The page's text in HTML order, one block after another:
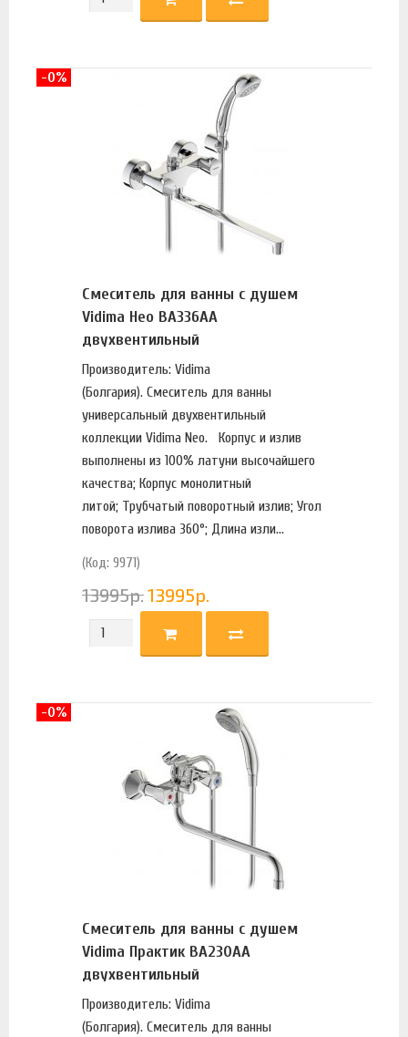
Смеситель для ванны с душем
Vidima Нео BA336AA
двухвентильный
Производитель: Vidima
(Болгария). Смеситель для ванны
универсальный двухвентильный
коллекции Vidima Neo. Корпус и излив
выполнены из 100% латуни высочайшего
качества; Корпус монолитный
литой; Трубчатый поворотный излив; Угол
поворота излива 360°; Длина изли...
(Код: 9971)
13995р.13995р.
-0%
Смеситель для ванны с душем
Vidima Практик BA230AA
двухвентильный
Производитель: Vidima
(Болгария). Смеситель для ванны
-0%